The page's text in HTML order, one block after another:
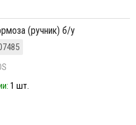
(ручник) б/у
1 шт.